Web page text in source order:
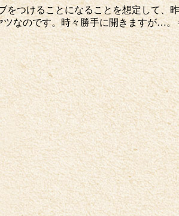
つけることになることを想定して、
ヤツなのです。時々勝手に開きます